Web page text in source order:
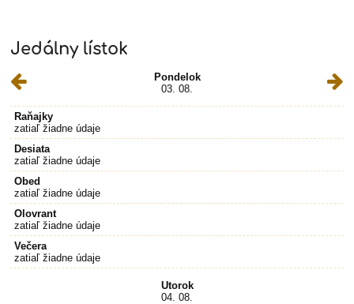
Jedálny lístok
Pondelok
03. 08.
Raňajky
zatiaľ žiadne údaje
Desiata
zatiaľ žiadne údaje
Obed
zatiaľ žiadne údaje
Olovrant
zatiaľ žiadne údaje
Večera
zatiaľ žiadne údaje
Utorok
04. 08.